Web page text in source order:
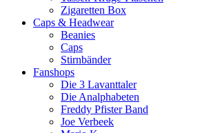
Zigaretten Box
Caps & Headwear
Beanies
Caps
Stirnbänder
Fanshops
Die 3 Lavanttaler
Die Analphabeten
Freddy Pfister Band
Joe Verbeek